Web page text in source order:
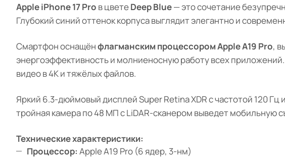
Apple iPhone 17 Pro в цветеDeep Blue— это сочетание
Глубокий синий оттенок корпуса выглядит элегантно и
Смартфон оснащёнфлагманским процессором Apple A19 Pro,
энергоэффективность и молниеносную работу всех
видео в 4K и тяжёлых файлов.
Яркий 6.3-дюймовый дисплей Super Retina XDR с частотой 120
тройная камера по 48 МП с LiDAR-сканером выведет мобильную
Технические характеристики:
Процессор: Apple A19 Pro (6 ядер, 3-нм)